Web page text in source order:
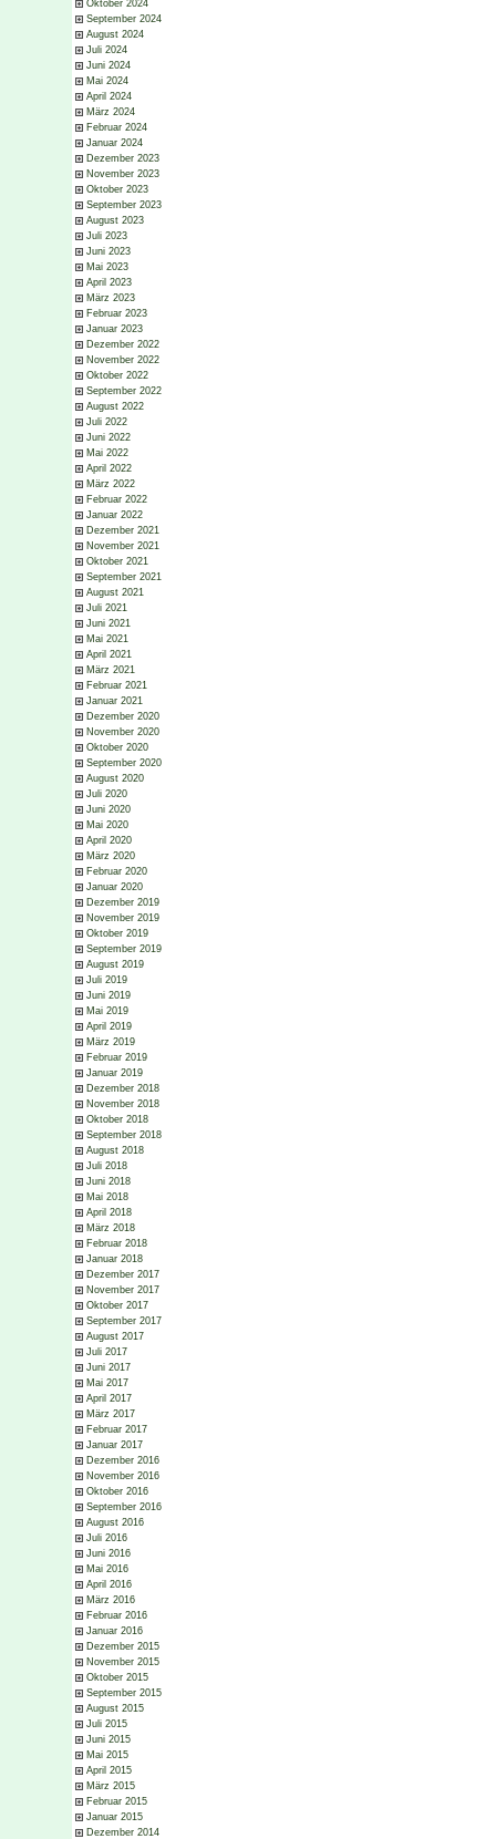
Oktober 2024
September 2024
August 2024
Juli 2024
Juni 2024
Mai 2024
April 2024
März 2024
Februar 2024
Januar 2024
Dezember 2023
November 2023
Oktober 2023
September 2023
August 2023
Juli 2023
Juni 2023
Mai 2023
April 2023
März 2023
Februar 2023
Januar 2023
Dezember 2022
November 2022
Oktober 2022
September 2022
August 2022
Juli 2022
Juni 2022
Mai 2022
April 2022
März 2022
Februar 2022
Januar 2022
Dezember 2021
November 2021
Oktober 2021
September 2021
August 2021
Juli 2021
Juni 2021
Mai 2021
April 2021
März 2021
Februar 2021
Januar 2021
Dezember 2020
November 2020
Oktober 2020
September 2020
August 2020
Juli 2020
Juni 2020
Mai 2020
April 2020
März 2020
Februar 2020
Januar 2020
Dezember 2019
November 2019
Oktober 2019
September 2019
August 2019
Juli 2019
Juni 2019
Mai 2019
April 2019
März 2019
Februar 2019
Januar 2019
Dezember 2018
November 2018
Oktober 2018
September 2018
August 2018
Juli 2018
Juni 2018
Mai 2018
April 2018
März 2018
Februar 2018
Januar 2018
Dezember 2017
November 2017
Oktober 2017
September 2017
August 2017
Juli 2017
Juni 2017
Mai 2017
April 2017
März 2017
Februar 2017
Januar 2017
Dezember 2016
November 2016
Oktober 2016
September 2016
August 2016
Juli 2016
Juni 2016
Mai 2016
April 2016
März 2016
Februar 2016
Januar 2016
Dezember 2015
November 2015
Oktober 2015
September 2015
August 2015
Juli 2015
Juni 2015
Mai 2015
April 2015
März 2015
Februar 2015
Januar 2015
Dezember 2014